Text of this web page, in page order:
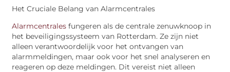
Het Cruciale Belang van Alarmcentrales
Alarmcentrales fungeren als de centrale zenuwknoop in
het beveiligingssysteem van Rotterdam. Ze zijn niet
alleen verantwoordelijk voor het ontvangen van
alarmmeldingen, maar ook voor het snel analyseren en
reageren op deze meldingen. Dit vereist niet alleen